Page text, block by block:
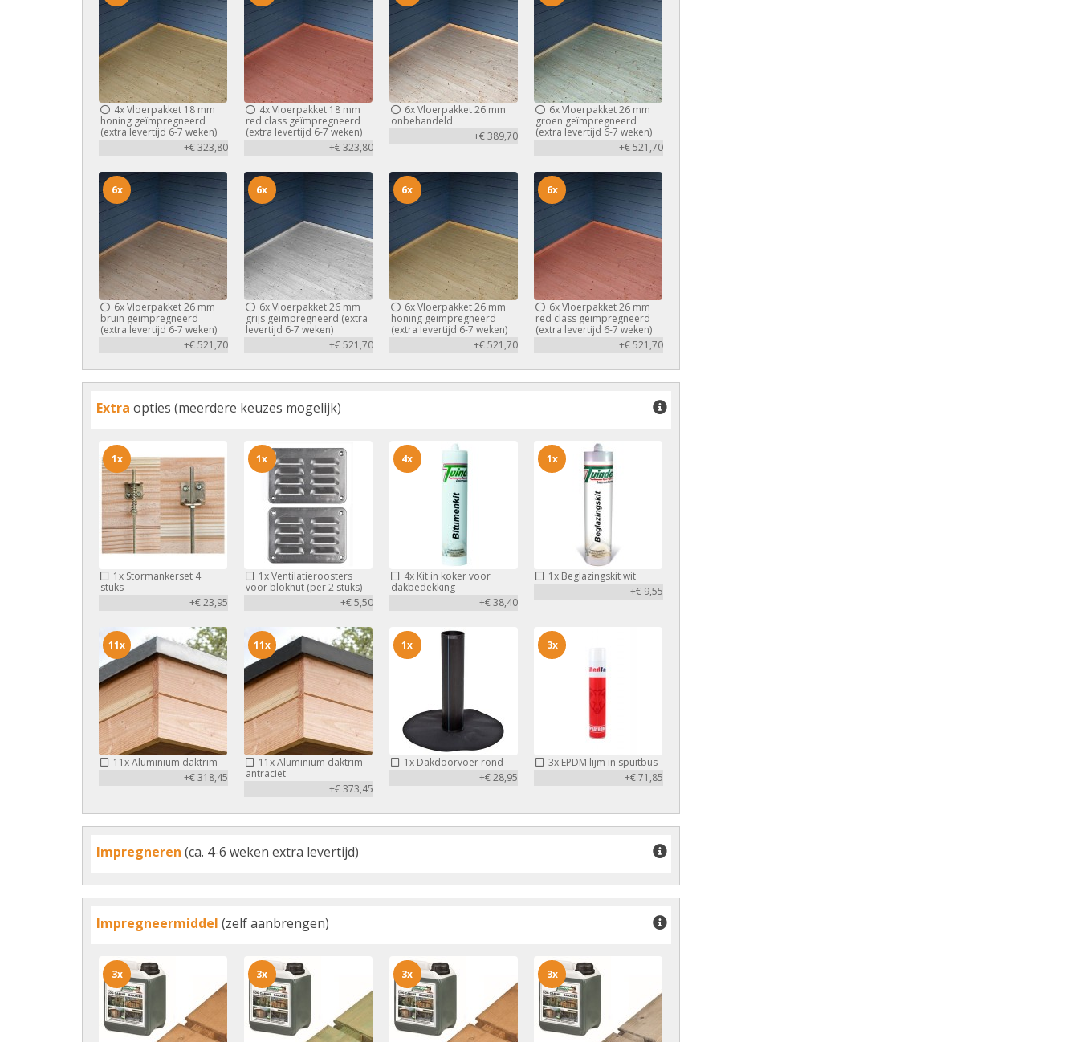
4xVloerpakket 18 mm
honing geïmpregneerd
(extra levertijd 6-7 weken)
+€ 323,80
4xVloerpakket 18 mm
red class geïmpregneerd
(extra levertijd 6-7 weken)
+€ 323,80
6xVloerpakket 26 mm
onbehandeld
+€ 389,70
6xVloerpakket 26 mm
groen geïmpregneerd
(extra levertijd 6-7 weken)
+€ 521,70
6xVloerpakket 26 mm
bruin geïmpregneerd
(extra levertijd 6-7 weken)
+€ 521,70
6x
6xVloerpakket 26 mm
grijs geïmpregneerd (extra
levertijd 6-7 weken)
+€ 521,70
6x
6xVloerpakket 26 mm
honing geïmpregneerd
(extra levertijd 6-7 weken)
+€ 521,70
6x
6xVloerpakket 26 mm
red class geïmpregneerd
(extra levertijd 6-7 weken)
+€ 521,70
6x
Extra opties (meerdere keuzes mogelijk)
1x Stormankerset 4
stuks
+€ 23,95
1x
1xVentilatieroosters
voor blokhut (per 2 stuks)
+€ 5,50
1x
4xKit in koker voor
dakbedekking
+€ 38,40
4x
1x Beglazingskit wit
+€ 9,55
1x
11xAluminium daktrim
+€ 318,45
11x
11xAluminium daktrim
antraciet
+€ 373,45
11x
1xDakdoorvoer rond
+€ 28,95
1x
3x EPDM lijm in spuitbus
+€ 71,85
3x
Impregneren (ca. 4-6 weken extra levertijd)
Impregneermiddel (zelf aanbrengen)
3x 3x 3x 3x